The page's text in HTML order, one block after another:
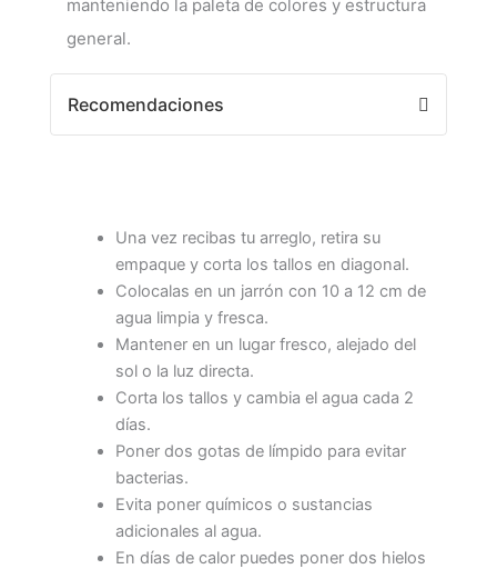
manteniendo la paleta de colores y estructura
general.
Recomendaciones
Una vez recibas tu arreglo, retira su
empaque y corta los tallos en diagonal.
Colocalas en un jarrón con 10 a 12 cm de
agua limpia y fresca.
Mantener en un lugar fresco, alejado del
sol o la luz directa.
Corta los tallos y cambia el agua cada 2
días.
Poner dos gotas de límpido para evitar
bacterias.
Evita poner químicos o sustancias
adicionales al agua.
En días de calor puedes poner dos hielos